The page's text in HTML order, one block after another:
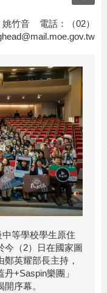
竹音 電話：（02）
等學校學生原住
今（2）日在國家圖
英耀部長主持，
+Saspin樂團」
序幕。